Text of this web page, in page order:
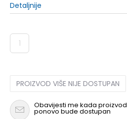
Detaljnije
1
PROIZVOD VIŠE NIJE DOSTUPAN
Obavijesti me kada proizvod
ponovo bude dostupan